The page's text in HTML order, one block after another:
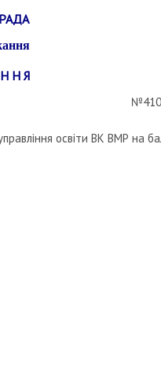
Н Я
освіти ВК ВМР на